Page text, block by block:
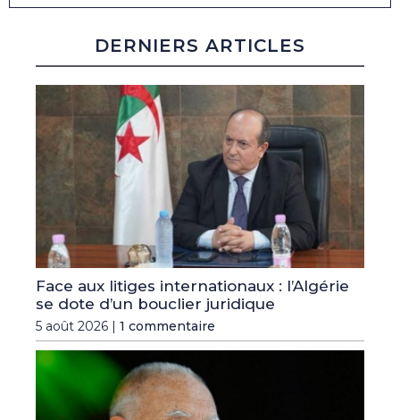
DERNIERS ARTICLES
Face aux litiges internationaux : l’Algérie
se dote d’un bouclier juridique
5 août 2026 | 1 commentaire